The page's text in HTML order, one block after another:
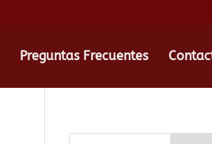
Preguntas Frecuentes